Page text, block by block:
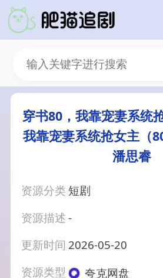
穿书80，我靠宠妻系统
我靠宠妻系统抢女主（
潘思睿
资源分类 短剧
资源描述-
更新时间 2026-05-20
资源类型
夸克网盘